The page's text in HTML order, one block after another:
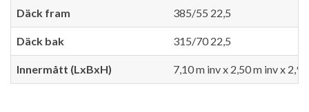
Däck fram 385/55 22,5
Däck bak 315/70 22,5
Innermått (LxBxH) 7,10 m inv x 2,50 m inv x